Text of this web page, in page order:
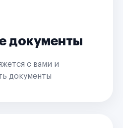
документы
с вами и
документы